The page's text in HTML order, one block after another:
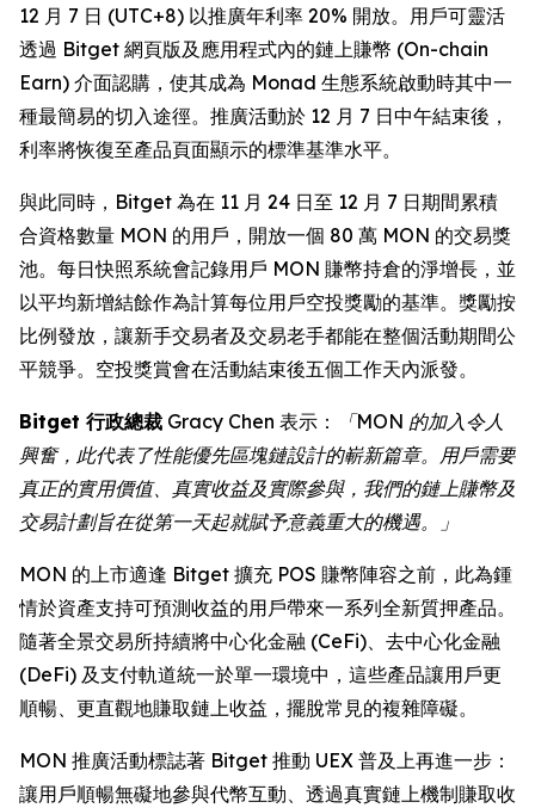
12 月 7 日 (UTC+8) 以推廣年利率 20% 開放。用戶可靈活
透過 Bitget 網頁版及應用程式內的鏈上賺幣 (On-chain
Earn) 介面認購，使其成為 Monad 生態系統啟動時其中一
種最簡易的切入途徑。推廣活動於 12 月 7 日中午結束後，
利率將恢復至產品頁面顯示的標準基準水平。
與此同時，Bitget 為在 11 月 24 日至 12 月 7 日期間累積
合資格數量 MON 的用戶，開放一個 80 萬 MON 的交易獎
池。每日快照系統會記錄用戶 MON 賺幣持倉的淨增長，並
以平均新增結餘作為計算每位用戶空投獎勵的基準。獎勵按
比例發放，讓新手交易者及交易老手都能在整個活動期間公
平競爭。空投獎賞會在活動結束後五個工作天內派發。
Bitget 行政總裁 Gracy Chen 表示：
「MON 的加入令人
興奮，此代表了性能優先區塊鏈設計的嶄新篇章。用戶需要
真正的實用價值、真實收益及實際參與，我們的鏈上賺幣及
交易計劃旨在從第一天起就賦予意義重大的機遇。」
MON 的上市適逢 Bitget 擴充 POS 賺幣陣容之前，此為鍾
情於資產支持可預測收益的用戶帶來一系列全新質押產品。
隨著全景交易所持續將中心化金融 (CeFi)、去中心化金融
(DeFi) 及支付軌道統一於單一環境中，這些產品讓用戶更
順暢、更直觀地賺取鏈上收益，擺脫常見的複雜障礙。
MON 推廣活動標誌著 Bitget 推動 UEX 普及上再進一步：
讓用戶順暢無礙地參與代幣互動、透過真實鏈上機制賺取收